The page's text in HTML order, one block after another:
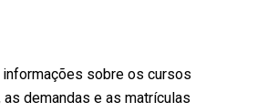
sobre os cursos
demandas e as matrículas